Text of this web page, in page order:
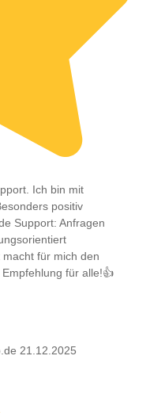
Ich bin mit
positiv
Support: Anfragen
für mich den
für alle!👍
21.12.2025